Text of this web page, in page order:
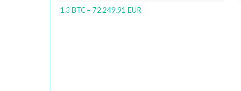
1.3 BTC = 72.249,91 EUR